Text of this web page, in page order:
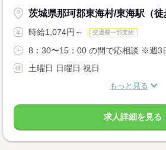
茨城県那珂郡東海村/東海駅（徒
時給1,074円～ 交通費一部支給
8：30〜15：00 の間で応相談 ※週3
土曜日 日曜日 祝日
もっと見る
求人詳細を見る